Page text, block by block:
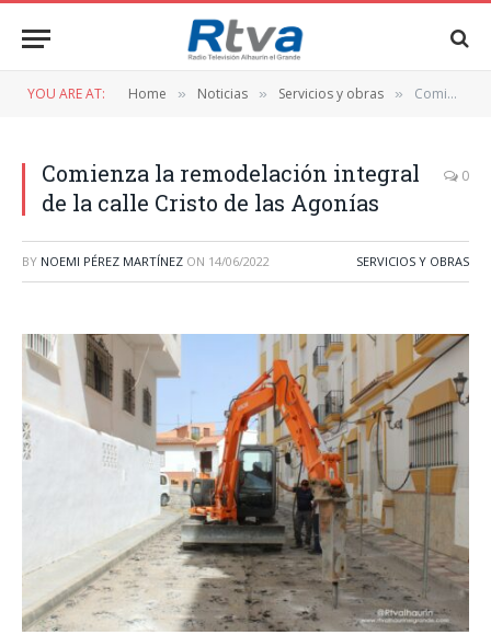
YOU ARE AT: Home » Noticias » Servicios y obras » Comienza la remodelación integral de la calle Cristo de las Agonías
Comienza la remodelación integral
de la calle Cristo de las Agonías
0
BY NOEMI PÉREZ MARTÍNEZ ON 14/06/2022 SERVICIOS Y OBRAS